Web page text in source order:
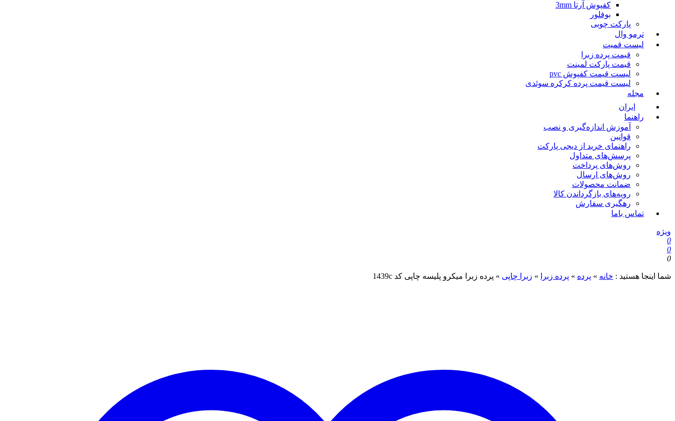
کفپوش آرتا 3mm
بوفلور
پارکت چوبی
ترمو وال
لیست قمیت
قیمت پرده زبرا
قیمت پارکت لمینت
لیست قیمت کفپوش pvc
لیست قیمت پرده کرکره سوئدی
مجله
ایران
راهنما
آموزش اندازه‌گیری و نصب
قوانین
راهنمای خرید از دیجی پارکت
پرسش‌های متداول
روش‌های پرداخت
روش‌های ارسال
ضمانت محصولات
رویه‌های بازگرداندن کالا
رهگیری سفارش
تماس باما
ویژه
0
0
0
شما اینجا هستید : خانه » پرده » پرده زبرا » زبرا چاپی » پرده زبرا میکرو پلیسه چاپی کد 1439c